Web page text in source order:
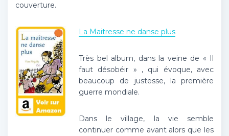
couverture.
La Maitresse ne danse plus
Très bel album, dans la veine de « Il
faut désobéir » , qui évoque, avec
beaucoup de justesse, la première
guerre mondiale.
Dans le village, la vie semble
continuer comme avant alors que les